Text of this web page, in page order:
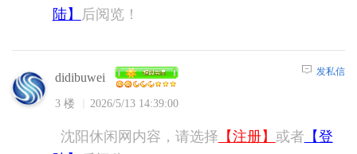
陆】
后阅览！
didibuwei
3 楼 2026/5/13 14:39:00
发私信
沈阳休闲网内容，请选择 【注册】 或者 【登